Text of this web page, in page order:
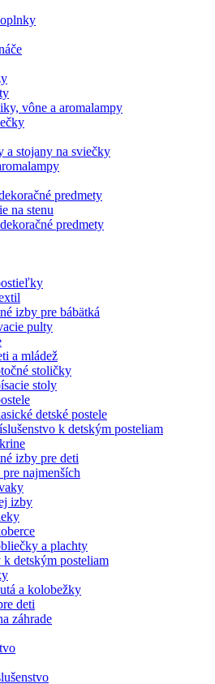
vône a aromalampy
a stojany na sviečky
predmety
na stenu
predmety
izby pre bábätká
pulty
a mládež
stoličky
stoly
detské postele
k detským posteliam
izby pre deti
najmenších
izby
a plachty
detským posteliam
a kolobežky
deti
záhrade